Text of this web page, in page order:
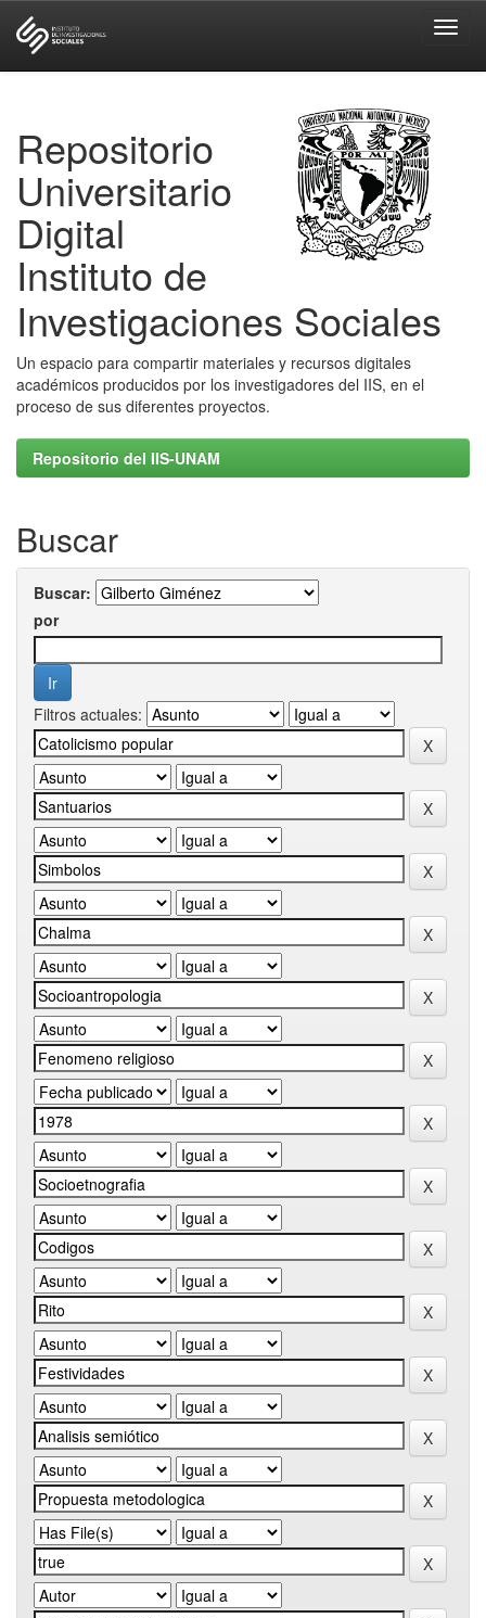
Repositorio
Universitario
Digital
Instituto de
Investigaciones Sociales
Un espacio para compartir materiales y recursos digitales
académicos producidos por los investigadores del IIS, en el
proceso de sus diferentes proyectos.
Repositorio del IIS-UNAM
Buscar
Buscar:
por
Filtros actuales: